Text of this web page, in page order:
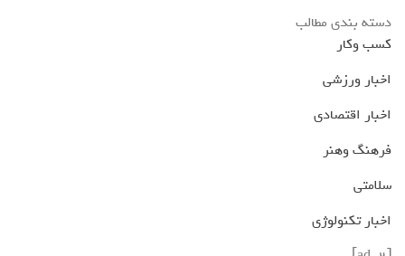
دسته بندی مطالب
کسب وکار
اخبار ورزشی
اخبار اقتصادی
فرهنگ وهنر
سلامتی
اخبار تکنولوژی